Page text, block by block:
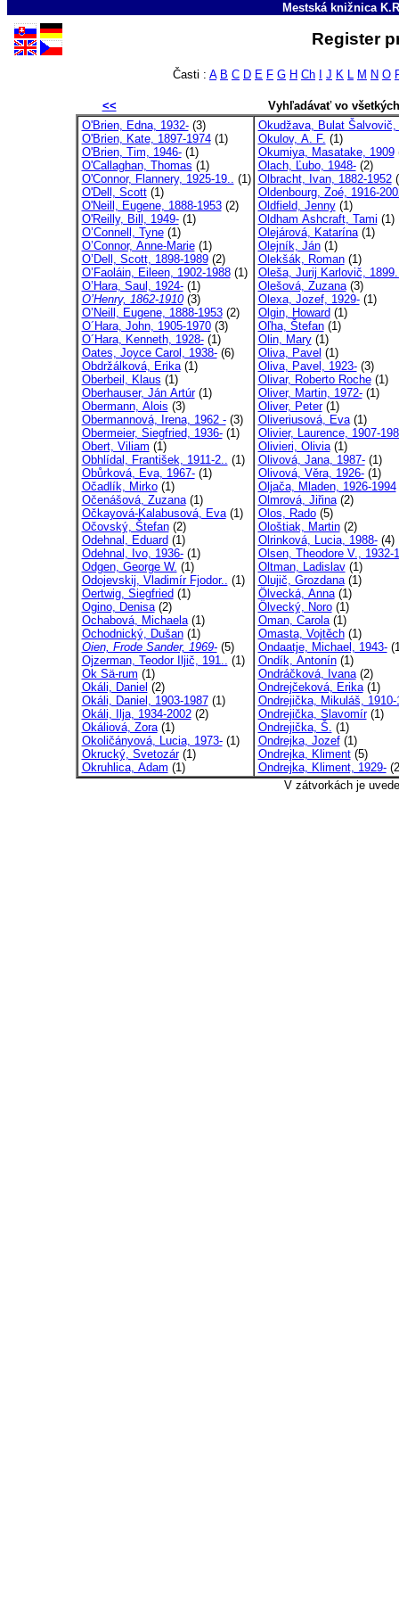
Mestská knižnica
Register
Časti : A B C D E F G H Ch J K L M N O
<<
Vyhľadávať vo
O'Brien, Edna, 1932-(3)
O'Brien, Kate, 1897-1974(1)
O'Brien, Tim, 1946-(1)
O'Callaghan, Thomas (1)
O'Connor, Flannery, 1925-19.. (1)
O'Dell, Scott(1)
O'Neill, Eugene, 1888-1953(2)
O'Reilly, Bill, 1949-(1)
O’Connell, Tyne(1)
O’Connor, Anne-Marie(1)
O’Dell, Scott, 1898-1989(2)
O’Faoláin, Eileen, 1902-1988(1)
O’Hara, Saul, 1924-(1)
O’Henry, 1862-1910(3)
O’Neill, Eugene, 1888-1953(2)
O´Hara, John, 1905-1970(3)
O´Hara, Kenneth, 1928-(1)
Oates, Joyce Carol, 1938-(6)
Obdržálková, Erika(1)
Oberbeil, Klaus (1)
Oberhauser, Ján Artúr(1)
Obermann, Alois (3)
Obermannová, Irena, 1962 -(3)
Obermeier, Siegfried, 1936-(1)
Obert, Viliam (1)
Obhlídal, František, 1911-2.. (1)
Obůrková, Eva, 1967-(1)
Očadlík, Mirko(1)
Očenášová, Zuzana(1)
Očkayová-Kalabusová, Eva(1)
Očovský, Štefan(2)
Odehnal, Eduard (1)
Odehnal, Ivo, 1936-(1)
Odgen, George W. (1)
Odojevskij, Vladimír Fjodor.. (1)
Oertwig, Siegfried (1)
Ogino, Denisa(2)
Ochabová, Michaela(1)
Ochodnický, Dušan(1)
Oien, Frode Sander, 1969-(5)
Ojzerman, Teodor Iljič, 191.. (1)
Ok Sä-rum (1)
Okáli, Daniel (2)
Okáli, Daniel, 1903-1987(1)
Okáli, Ilja, 1934-2002(2)
Okáliová, Zora(1)
Okoličányová, Lucia, 1973-(1)
Okrucký, Svetozár(1)
Okruhlica, Adam (1)
Okudžava, Bulat Šalvovič,
Okulov, A. F. (1)
Okumiya, Masatake, 1909
Olach, Ľubo, 1948-(2)
Olbracht, Ivan, 1882-1952
Oldenbourg, Zoé, 1916-
Oldfield, Jenny(1)
Oldham Ashcraft, Tami (1)
Olejárová, Katarína(1)
Olejník, Ján(1)
Olekšák, Roman(1)
Oleša, Jurij Karlovič,
Olešová, Zuzana(3)
Olexa, Jozef, 1929-(1)
Olgin, Howard (1)
Oľha, Štefan(1)
Olin, Mary(1)
Oliva, Pavel (1)
Oliva, Pavel, 1923-(3)
Olivar, Roberto Roche(1)
Oliver, Martin, 1972-(1)
Oliver, Peter(1)
Oliveriusová, Eva(1)
Olivier, Laurence, 1907-
Olivieri, Olivia(1)
Olivová, Jana, 1987-(1)
Olivová, Věra, 1926-(1)
Oljača, Mladen, 1926-1994
Olmrová, Jiřina(2)
Olos, Rado(5)
Ološtiak, Martin(2)
Olrinková, Lucia, 1988-(4)
Olsen, Theodore V., 1932-
Oltman, Ladislav(1)
Olujič, Grozdana(1)
Ölvecká, Anna(1)
Ölvecký, Noro(1)
Oman, Carola(1)
Omasta, Vojtěch(1)
Ondaatje, Michael, 1943-
Ondík, Antonín(1)
Ondráčková, Ivana(2)
Ondrejčeková, Erika(1)
Ondrejička, Mikuláš, 1910-
Ondrejička, Slavomír(1)
Ondrejička, Š. (1)
Ondrejka, Jozef(1)
Ondrejka, Kliment(5)
Ondrejka, Kliment, 1929-
V zátvorkách je